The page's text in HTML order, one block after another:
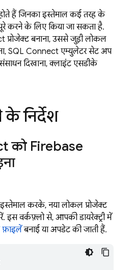
हैं जिनका इस्तेमाल कई तरह के
करने के लिए किया जा सकता है.
प्रोजेक्ट बनाना, उससे जुड़ी लोकल
SQL Connect एम्युलेटर सेट अप
दिखाना, क्लाइंट एसडीके
निर्देश
को Firebase
करके, नया लोकल प्रोजेक्ट
वर्कफ़्लो से, आपकी डायरेक्ट्री में
फ़ाइलेंबनाई या अपडेट की जाती हैं.